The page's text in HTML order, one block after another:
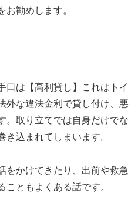
お勧めします。
口は【高利貸し】これはトイ
外な違法金利で貸し付け、悪
。取り立てでは自身だけでな
き込まれてしまいます。
をかけてきたり、出前や救急
ともよくある話です。